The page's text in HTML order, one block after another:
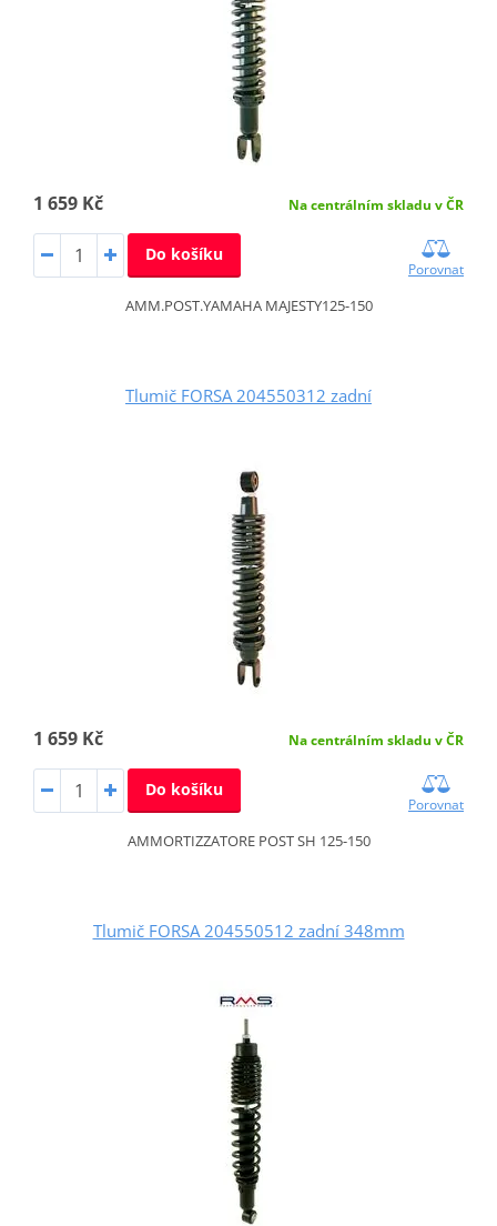
1 659 Kč Na centrálním skladu v ČR
Do košíku
Porovnat
AMM.POST.YAMAHA MAJESTY125-150
Tlumič FORSA 204550312 zadní
1 659 Kč Na centrálním skladu v ČR
Do košíku
Porovnat
AMMORTIZZATORE POST SH 125-150
Tlumič FORSA 204550512 zadní 348mm